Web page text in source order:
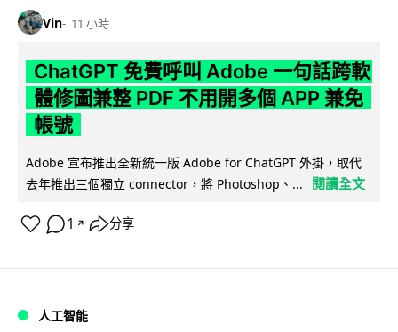
Vin 11 小時
ChatGPT 免費呼叫 Adobe 一句話跨軟
體修圖兼整 PDF 不用開多個 APP 兼免
帳號
Adobe 宣布推出全新統一版 Adobe for ChatGPT 外掛，取代
去年推出三個獨立 connector，將 Photoshop、...
閱讀全文
1 ↗ 分享
人工智能